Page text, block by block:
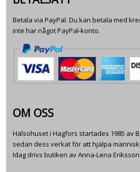
Betala via PayPal. Du kan betala med
inte har något PayPal-konto.
OM OSS
Hälsohuset i Hagfors startades 1985 av
sedan dess verkat för att hjälpa
Idag drivs butiken av Anna-Lena